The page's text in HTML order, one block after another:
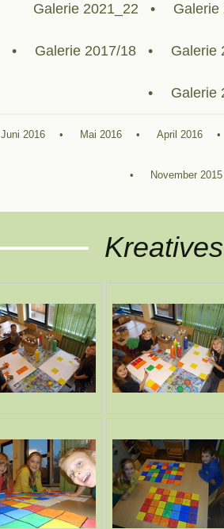
Galerie 2021_22 Galerie
Galerie 2017/18 Galerie
Galerie
Juni 2016 Mai 2016 April 2016
November 2015